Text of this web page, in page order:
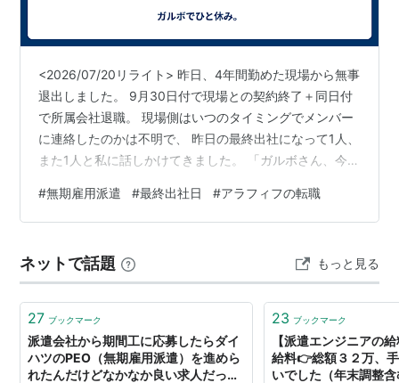
<2026/07/20リライト> 昨日、4年間勤めた現場から無事
退出しました。 9月30日付で現場との契約終了＋同日付
で所属会社退職。 現場側はいつのタイミングでメンバー
に連絡したのかは不明で、 昨日の最終出社になって1人、
また1人と私に話しかけてきました。 「ガルボさん、今日
した。」 「そうなんです。こちらこそ。。。お世話にな
りましたー」 お礼されるようなことをしたのかな。 記憶
誰も知らない ・終業まで仕事してるフリ ・その間に工
数、2種類のタイムカードの締め処理 ・PCとガラケー、
入場証…
#無期雇用派遣 #最終出社日 #アラフィフの転職
ネットで話題 もっと見る
27 ブックマーク
派遣会社から期間工に応募したらダイ
ハツのPEO（無期雇用派遣）を進めら
れたんだけどなかなか良い求人だった
23 ブックマーク
【派遣エンジニアの
給料👉総額３２万、
いでした（年末調整